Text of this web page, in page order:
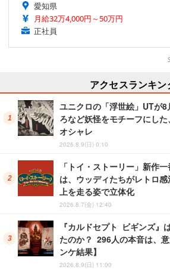
愛知県
月給32万4,000円～50万円
正社員
アクセスランキン
ユニクロの「浮世絵」UTが8
ろなど妖怪をモチーフにし
オシャレ
2026.8.9(日) 0:10
「トイ・ストーリー」新作
は、ウッディたちがレトロ
上を走る姿で立体化
2026.8.7(金) 12:40
『カルドセプト ビギンズ』
たのか？ 296人の本音は、
ンケ結果】
2026.8.9(日) 11:00